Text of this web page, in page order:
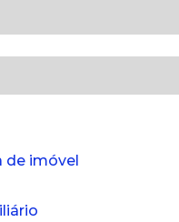
de imóvel